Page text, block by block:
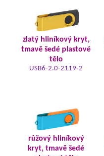
zlatý hliníkový kryt,
tmavě šedé plastové
tělo
USB6-2.0-2119-2
růžový hliníkový
kryt, tmavě šedé